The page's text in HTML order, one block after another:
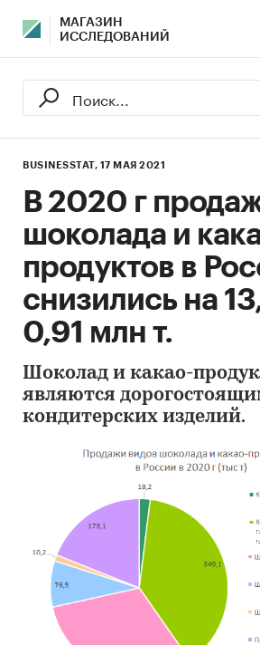
МАГАЗИН
ИССЛЕДОВАНИЙ
BUSINESSTAT, 17 МАЯ 2021
В 2020 г
шоколада и
продуктов в
снизились на
0,91 млн т.
Шоколад и какао-
являются
кондитерских изделий.